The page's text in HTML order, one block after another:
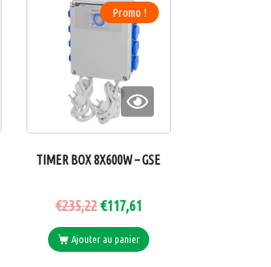
Promo !
TIMER BOX 8X600W – GSE
€235,22€117,61
Ajouter au panier